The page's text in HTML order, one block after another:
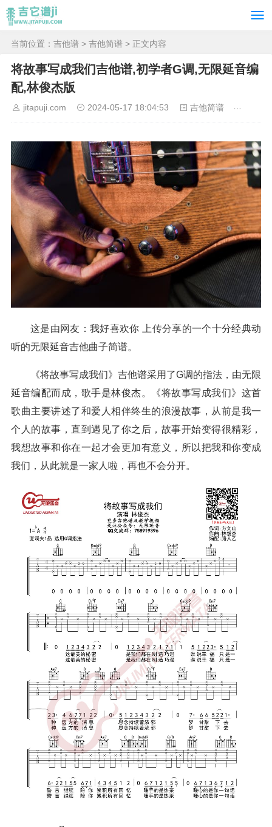
当前位置： 吉他谱 > 吉他简谱 > 正文内容
将故事写成我们吉他谱,初学者G调,无限延音编
配,林俊杰版
jitapuji.com 2024-05-17 18:04:53 吉他简谱
这是由网友：我好喜欢你 上传分享的一个十分经典动
听的无限延音吉他曲子简谱。
《将故事写成我们》吉他谱采用了G调的指法，由无限
延音编配而成，歌手是林俊杰。《将故事写成我们》这首
歌曲主要讲述了和爱人相伴终生的浪漫故事，从前是我一
个人的故事，直到遇见了你之后，故事开始变得很精彩，
我想故事和你在一起才会更加有意义，所以把我和你变成
我们，从此就是一家人啦，再也不会分开。